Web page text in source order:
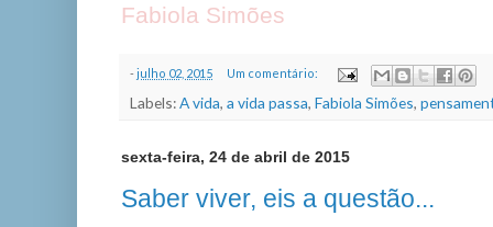
Fabiola Simões
-julho 02, 2015 Um comentário:
Labels:A vida, a vida passa, Fabiola Simões,
sexta-feira, 24 de abril de 2015
Saber viver, eis a questão...